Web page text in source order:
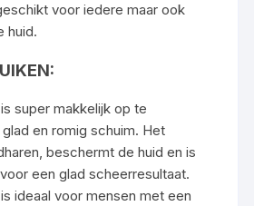
voor iedere maar ook
huid.
super makkelijk op te
en romig schuim. Het
beschermt de huid en is
een glad scheerresultaat.
ideaal voor mensen met een